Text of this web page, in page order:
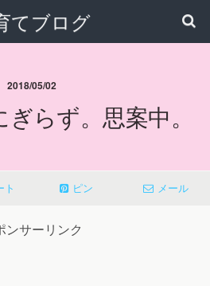
てブログ
2018/05/02
らず。思案中。
ト ピン メール
ンサーリンク